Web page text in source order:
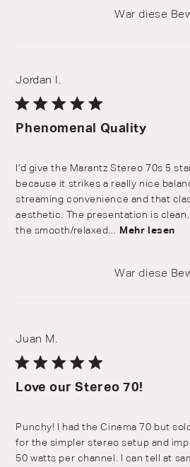
War diese
Jordan I.
Phenomenal Quality
I’d give the Marantz Stereo 70s 5
because it strikes a really nice
streaming convenience and that
aesthetic. The presentation is
the smooth/relaxed... Mehr lesen
War diese
Juan M.
Love our Stereo 70!
Punchy! I had the Cinema 70 but
for the simpler stereo setup and
50 watts per channel. I can tell at